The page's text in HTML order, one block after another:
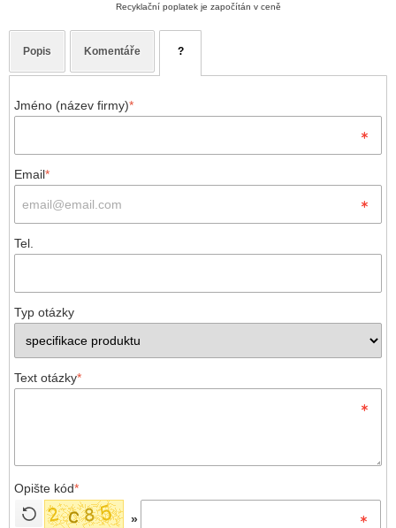
Recyklační poplatek je započítán v ceně
Popis Komentáře ?
Jméno (název firmy)*
Email*
Tel.
Typ otázky
Text otázky*
Opište kód*
»